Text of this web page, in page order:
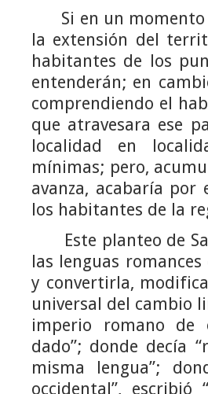
Si en un momento
la extensión del
habitantes de los
entenderán; en
comprendiendo el
que atravesara ese
localidad en
mínimas; pero,
avanza, acabaría
los habitantes de la
Este planteo de
las lenguas
y convertirla,
universal del cambio
imperio romano de
dado”; donde decía
misma lengua”;
occidental”,